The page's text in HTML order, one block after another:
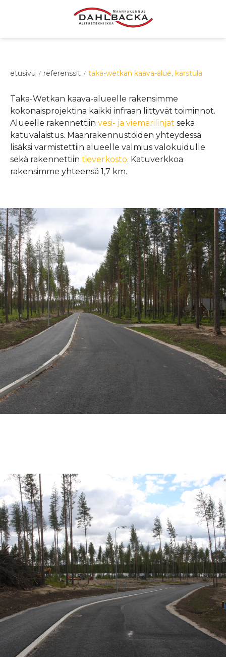
etusivu / referenssit / taka-wetkan kaava-alue, karstula
Taka-Wetkan kaava-alueelle rakensimme
kokonaisprojektina kaikki infraan liittyvät toiminnot.
Alueelle rakennettiin vesi- ja viemärilinjat sekä
katuvalaistus. Maanrakennustöiden yhteydessä
lisäksi varmistettiin alueelle valmius valokuidulle
sekä rakennettiin tieverkosto. Katuverkkoa
rakensimme yhteensä 1,7 km.